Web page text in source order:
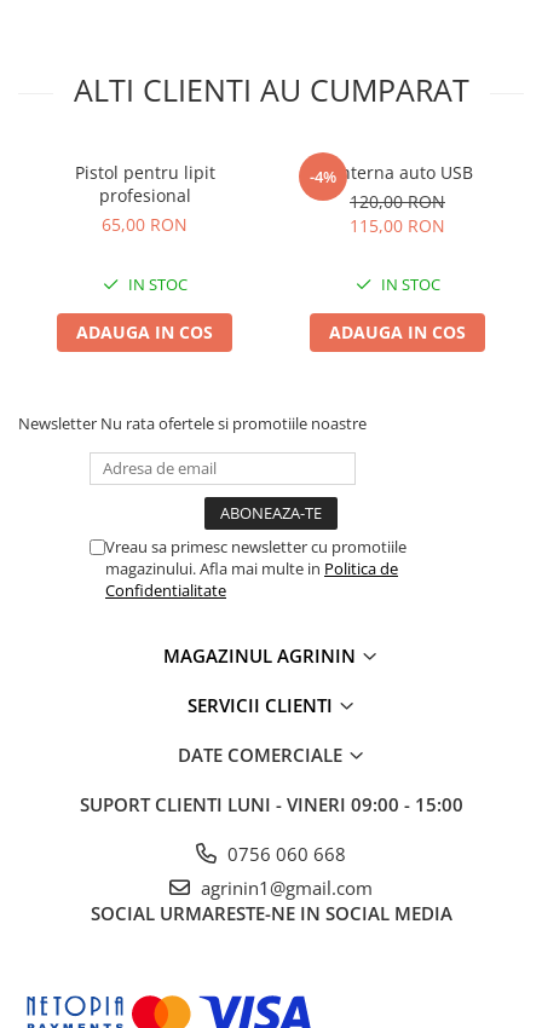
Carabine/ carlige
Diverse depozitare
Echipament protectie gradina
Furtun / banda / tub
Plasa de umbrire
Pompa de apa curata/murdara
Pompa de stropit
Produse Bricolaj
Acumulatori si Incarcatoare
Baros / Ciocan / Topor
Centuri/chingi
ALTI CLIENTI AU CUMPARAT
Pistol pentru lipit
profesional
65,00 RON
IN STOC
ADAUGA IN COS
-4%Lanterna auto USB
120,00 RON
115,00 RON
IN STOC
ADAUGA IN COS
Newsletter Nu rata ofertele si promotiile noastre
Vreau sa primesc newsletter cu promotiile
magazinului. Afla mai multe in Politica de
Confidentialitate
MAGAZINUL AGRININ
SERVICII CLIENTI
DATE COMERCIALE
SUPORT CLIENTI LUNI - VINERI 09:00 - 15:00
0756 060 668
agrinin1@gmail.com
SOCIAL URMARESTE-NE IN SOCIAL MEDIA